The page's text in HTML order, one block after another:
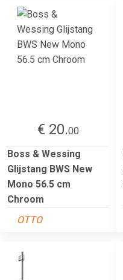
€ 20.00
Boss & Wessing
Glijstang BWS New
Mono 56.5 cm
Chroom
OTTO